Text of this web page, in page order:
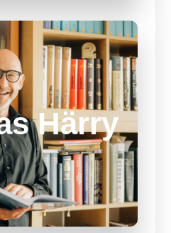
Härry
Air-
mit Thomas Härry
Schweiz.
REFERENT